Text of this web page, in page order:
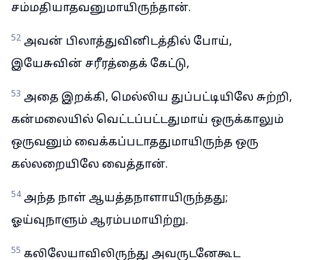
சம்மதியாதவனுமாயிருந்தான்.
52 அவன் பிலாத்துவினிடத்தில் போய்,
இயேசுவின் சரீரத்தைக் கேட்டு,
53 அதை இறக்கி, மெல்லிய துப்பட்டியிலே சுற்றி,
கன்மலையில் வெட்டப்பட்டதுமாய் ஒருக்காலும்
ஒருவனும் வைக்கப்படாததுமாயிருந்த ஒரு
கல்லறையிலே வைத்தான்.
54 அந்த நாள் ஆயத்தநாளாயிருந்தது;
ஓய்வுநாளும் ஆரம்பமாயிற்று.
55 கலிலேயாவிலிருந்து அவருடனேகூட